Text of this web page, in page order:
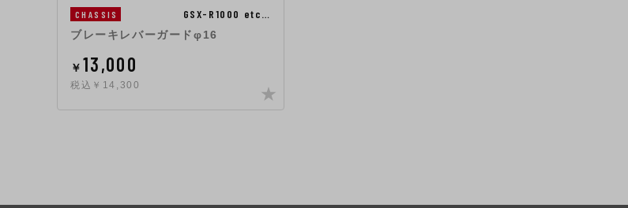
CHASSIS GSX-R1000 etc…
ブレーキレバーガードφ16
￥ 13,000
税込￥14,300